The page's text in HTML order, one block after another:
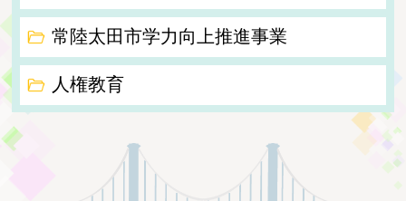
常陸太田市学力向上推進事業
人権教育